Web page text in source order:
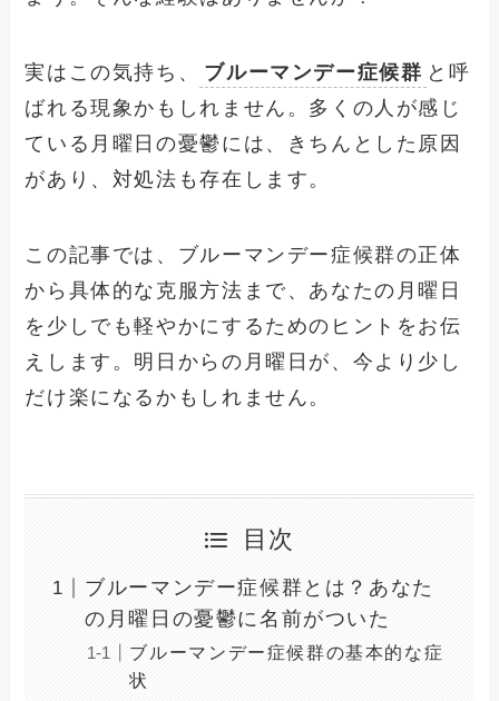
実はこの気持ち、 ブルーマンデー症候群 と呼
ばれる現象かもしれません。多くの人が感じ
ている月曜日の憂鬱には、きちんとした原因
があり、対処法も存在します。
この記事では、ブルーマンデー症候群の正体
から具体的な克服方法まで、あなたの月曜日
を少しでも軽やかにするためのヒントをお伝
えします。明日からの月曜日が、今より少し
だけ楽になるかもしれません。
目次
ブルーマンデー症候群とは？あなた
の月曜日の憂鬱に名前がついた
ブルーマンデー症候群の基本的な症
状